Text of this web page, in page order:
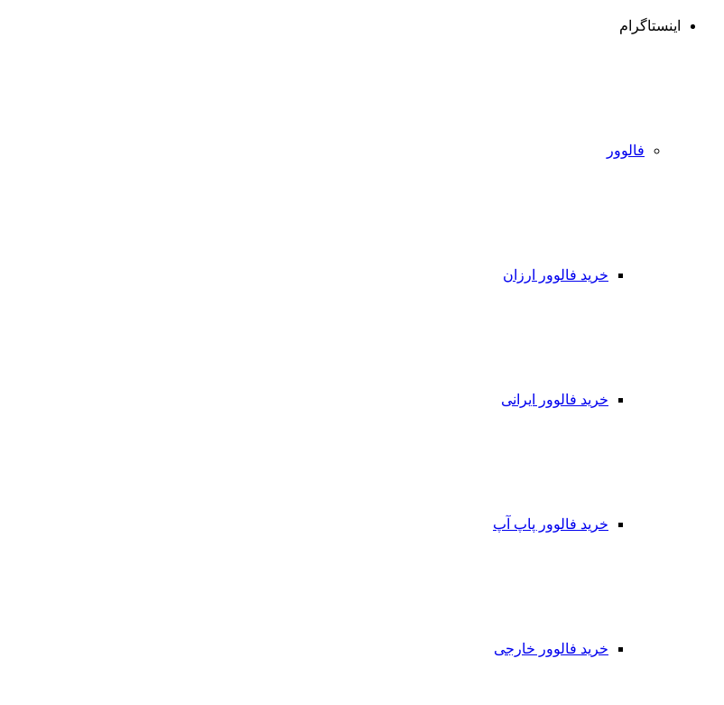
اینستاگرام
فالوور
خرید فالوور ارزان
خرید فالوور ایرانی
خرید فالوور پاپ آپ
خرید فالوور خارجی